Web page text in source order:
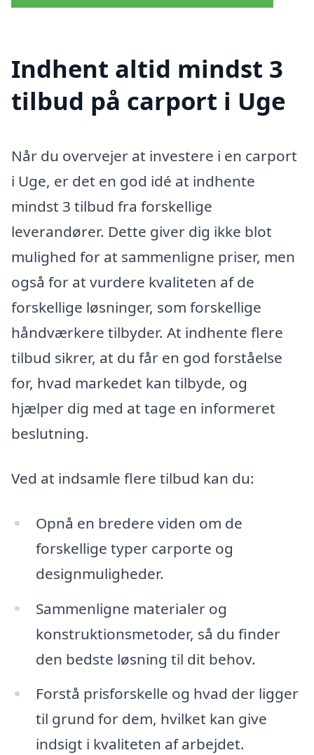
Indhent altid mindst 3
tilbud på carport i Uge
Når du overvejer at investere i en carport
i Uge, er det en god idé at indhente
mindst 3 tilbud fra forskellige
leverandører. Dette giver dig ikke blot
mulighed for at sammenligne priser, men
også for at vurdere kvaliteten af de
forskellige løsninger, som forskellige
håndværkere tilbyder. At indhente flere
tilbud sikrer, at du får en god forståelse
for, hvad markedet kan tilbyde, og
hjælper dig med at tage en informeret
beslutning.
Ved at indsamle flere tilbud kan du:
Opnå en bredere viden om de
forskellige typer carporte og
designmuligheder.
Sammenligne materialer og
konstruktionsmetoder, så du finder
den bedste løsning til dit behov.
Forstå prisforskelle og hvad der ligger
til grund for dem, hvilket kan give
indsigt i kvaliteten af arbejdet.